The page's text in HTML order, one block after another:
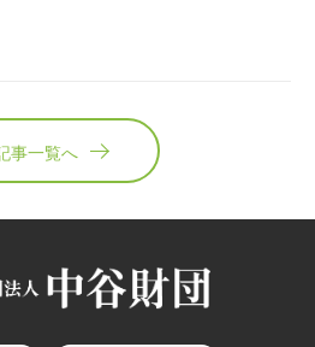
事一覧へ